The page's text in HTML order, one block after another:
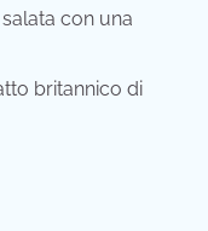
con una
britannico di